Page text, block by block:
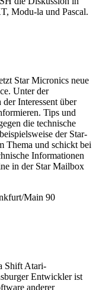
Modu-la und Pascal.
Star Micronics neue
Unter der
Interessent über
Tips und
die technische
der Star-
Thema und schickt bei
Informationen
in der Star Mailbox
Main 90
Shift Atari-
Entwickler ist
anderer